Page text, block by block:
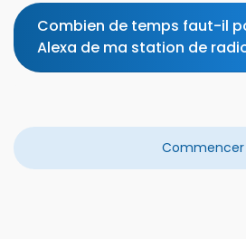
Combien de temps faut-il
Alexa de ma station de
Commencer